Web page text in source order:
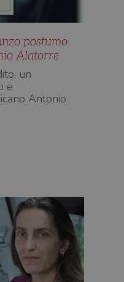
postumo
Alatorre
un
e
Antonio